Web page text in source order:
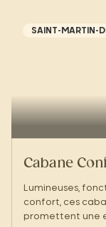
SAINT-MARTIN-
Cabane
Lumineuses,
confort, ces
promettent une